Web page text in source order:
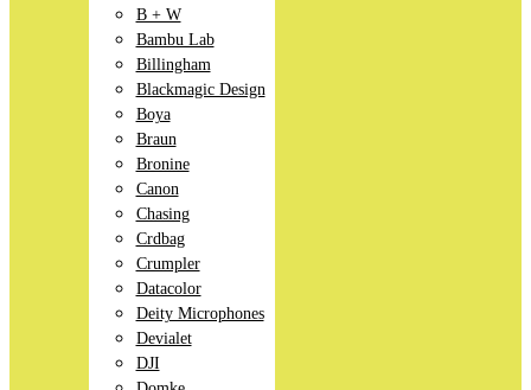
B + W
Bambu Lab
Billingham
Blackmagic Design
Boya
Braun
Bronine
Canon
Chasing
Crdbag
Crumpler
Datacolor
Deity Microphones
Devialet
DJI